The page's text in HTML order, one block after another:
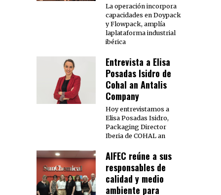
La operación incorpora
capacidades en Doypack
y Flowpack, amplía
laplataforma industrial
ibérica
Entrevista a Elisa
Posadas Isidro de
Cohal an Antalis
Company
Hoy entrevistamos a
Elisa Posadas Isidro,
Packaging Director
Iberia de COHAL an
AIFEC reúne a sus
responsables de
calidad y medio
ambiente para